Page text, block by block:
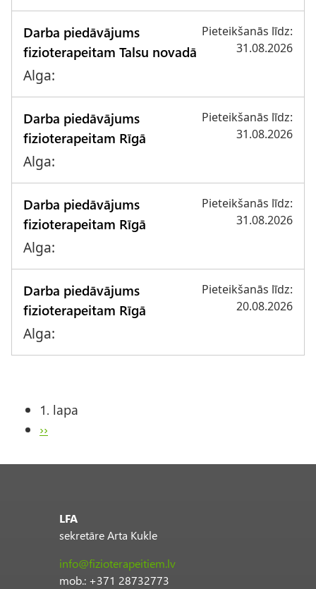
Darba piedāvājums
fizioterapeitam Talsu novadā
Alga:
Pieteikšanās līdz:
31.08.2026
Darba piedāvājums
fizioterapeitam Rīgā
Alga:
Pieteikšanās līdz:
31.08.2026
Darba piedāvājums
fizioterapeitam Rīgā
Alga:
Pieteikšanās līdz:
31.08.2026
Darba piedāvājums
fizioterapeitam Rīgā
Alga:
Pieteikšanās līdz:
20.08.2026
Pagination
1. lapa
Next
››
LFA
sekretāre Arta Kukle
info@fizioterapeitiem.lv
mob.: +371 28732773